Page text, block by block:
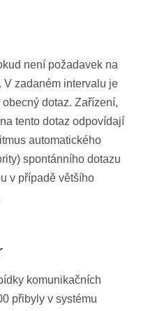
není požadavek na
V zadaném intervalu je
dotaz. Zařízení,
tento dotaz odpovídají
automatického
spontánního dotazu
v případě většího
komunikačních
přibyly v systému